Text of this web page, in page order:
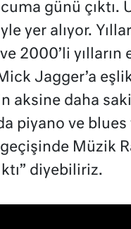
cuma günü
yer alıyor.
2000’li yılların
Jagger’a
aksine daha
piyano ve
Müzik
diyebiliriz.